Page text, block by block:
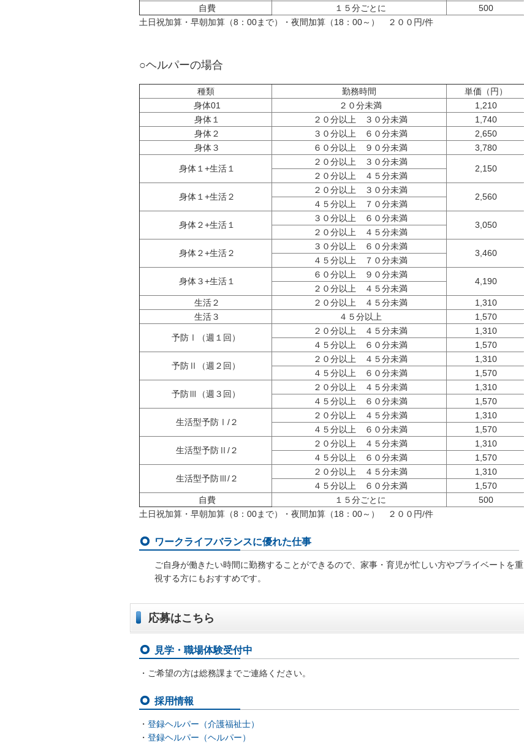
自費
１５分ごとに
500
土日祝加算・早朝加算（8：00まで）・夜間加算（18：00～） ２００円/件
○ヘルパーの場合
種類 勤務時間
単価（円）
身体01
２０分未満
1,210
身体１
２０分以上 ３０分未満
1,740
身体２
３０分以上 ６０分未満
2,650
身体３
６０分以上 ９０分未満 3,780
身体１+生活１
２０分以上 ３０分未満
2,150
２０分以上 ４５分未満
身体１+生活２
２０分以上 ３０分未満
2,560
４５分以上 ７０分未満
身体２+生活１
３０分以上 ６０分未満
3,050
２０分以上 ４５分未満
身体２+生活２
３０分以上 ６０分未満
3,460
４５分以上 ７０分未満
身体３+生活１
６０分以上 ９０分未満
4,190
２０分以上 ４５分未満
生活２
２０分以上 ４５分未満
1,310
生活３
４５分以上 1,570
予防Ⅰ（週１回）
２０分以上 ４５分未満
1,310
４５分以上 ６０分未満
1,570
予防Ⅱ（週２回）
２０分以上 ４５分未満
1,310
４５分以上 ６０分未満
1,570
予防Ⅲ（週３回）
２０分以上 ４５分未満
1,310
４５分以上 ６０分未満
1,570
生活型予防Ⅰ/２
２０分以上 ４５分未満
1,310
４５分以上 ６０分未満
1,570
生活型予防Ⅱ/２
２０分以上 ４５分未満
1,310
４５分以上 ６０分未満
1,570
生活型予防Ⅲ/２
２０分以上 ４５分未満
1,310
４５分以上 ６０分未満
1,570
自費
１５分ごとに
500
土日祝加算・早朝加算（8：00まで）・夜間加算（18：00～） ２００円/件
ワークライフバランスに優れた仕事
ご自身が働きたい時間に勤務することができるので、家事・育児が忙しい方やプライベートを重
視する方にもおすすめです。
応募はこちら
見学・職場体験受付中
・ご希望の方は総務課までご連絡ください。
採用情報
・ 登録ヘルパー（介護福祉士）
・ 登録ヘルパー（ヘルパー）